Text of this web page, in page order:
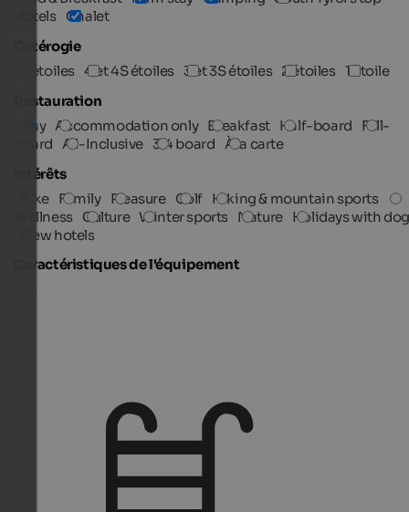
Hotels Chalet
Catérogie
5 étoiles 4 et 4S étoiles 3 et 3S étoiles 2 étoiles 1 étoile
Restauration
Any Accommodation only Breakfast Half-board
Full-
board All-Inclusive 3/4 board À la carte
Intérêts
Bike Family Pleasure Golf Hiking & mountain sports
Wellness Culture Winter sports Nature Holidays with
New hotels
Caractéristiques de l'équipement